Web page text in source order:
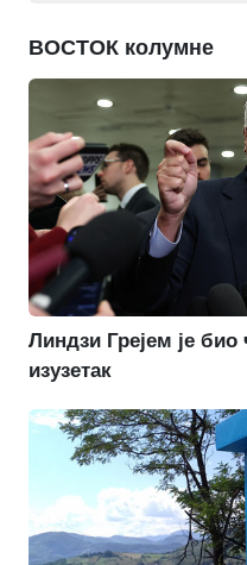
ВОСТОК колумне
Линдзи Грејем је
изузетак